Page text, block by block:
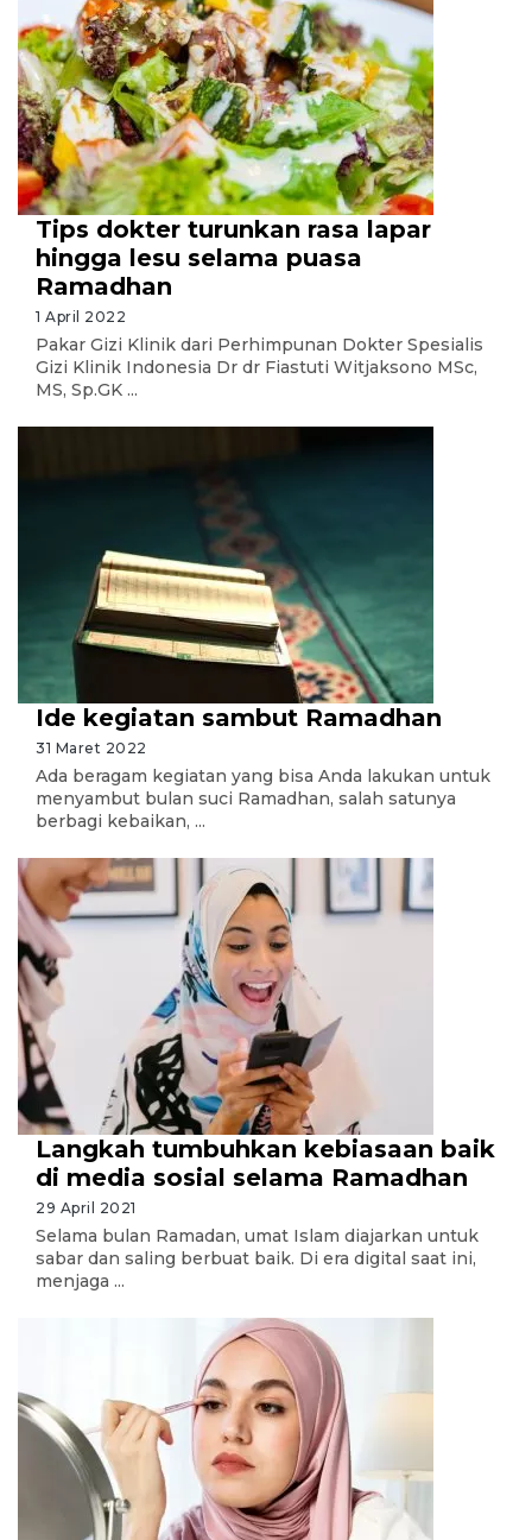
Tips dokter turunkan rasa lapar
hingga lesu selama puasa
Ramadhan
1 April 2022
Pakar Gizi Klinik dari Perhimpunan Dokter Spesialis
Gizi Klinik Indonesia Dr dr Fiastuti Witjaksono MSc,
MS, Sp.GK ...
Ide kegiatan sambut Ramadhan
31 Maret 2022
Ada beragam kegiatan yang bisa Anda lakukan untuk
menyambut bulan suci Ramadhan, salah satunya
berbagi kebaikan, ...
Langkah tumbuhkan kebiasaan baik
di media sosial selama Ramadhan
29 April 2021
Selama bulan Ramadan, umat Islam diajarkan untuk
sabar dan saling berbuat baik. Di era digital saat ini,
menjaga ...